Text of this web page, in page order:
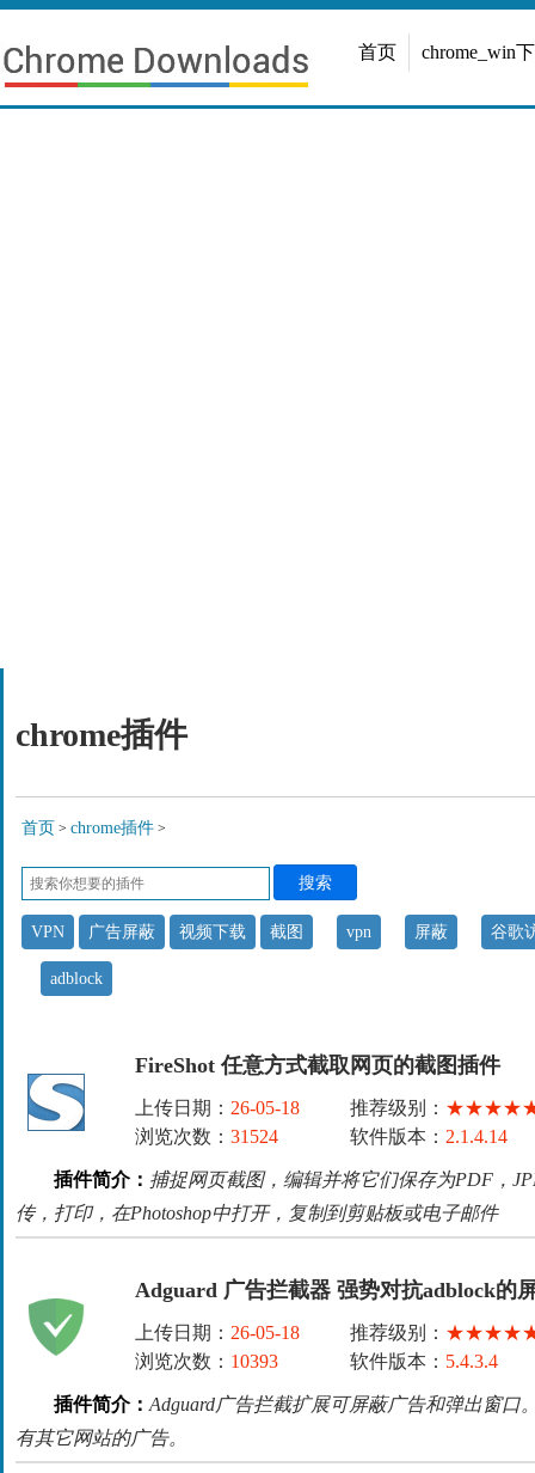
首页 chrome_win
chrome插件
首页 > chrome插件 >
搜索
VPN 广告屏蔽 视频下载 截图 vpn 屏蔽 谷歌
adblock
FireShot 任意方式截取网页的截图插件
上传日期： 26-05-18 推荐级别：
浏览次数： 31524 软件版本： 2.1.4.14
插件简介： 捕捉网页截图，编辑并将它们保存为PDF，
传，打印，在Photoshop中打开，复制到剪贴板或电子邮件
Adguard 广告拦截器 强势对抗adblock的
上传日期： 26-05-18 推荐级别：
浏览次数： 10393 软件版本： 5.4.3.4
插件简介： Adguard广告拦截扩展可屏蔽广告和弹出窗口
有其它网站的广告。